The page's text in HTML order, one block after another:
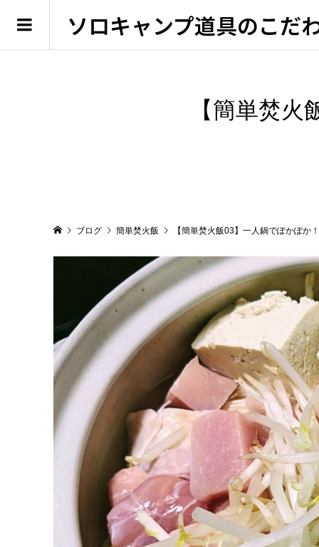
ソロキャンプ道具のこだ
【簡単焚
ブログ 簡単焚火飯 【簡単焚火飯03】一人鍋でぽかぽか